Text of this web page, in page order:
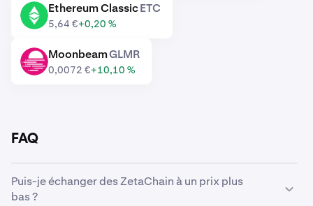
ETC Ethereum ClassicETC
5,64 €+0,20 %
GLMR MoonbeamGLMR
0,0072 €+10,10 %
FAQ
Puis-je échanger des ZetaChain à un prix plus
bas ?